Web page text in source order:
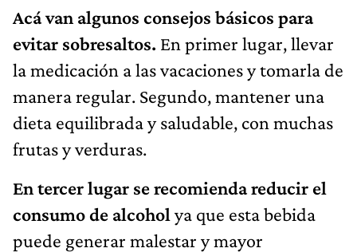
Acá van algunos consejos básicos para
evitar sobresaltos. En primer lugar, llevar
la medicación a las vacaciones y tomarla de
manera regular. Segundo, mantener una
dieta equilibrada y saludable, con muchas
frutas y verduras.
En tercer lugar se recomienda reducir el
consumo de alcohol ya que esta bebida
puede generar malestar y mayor